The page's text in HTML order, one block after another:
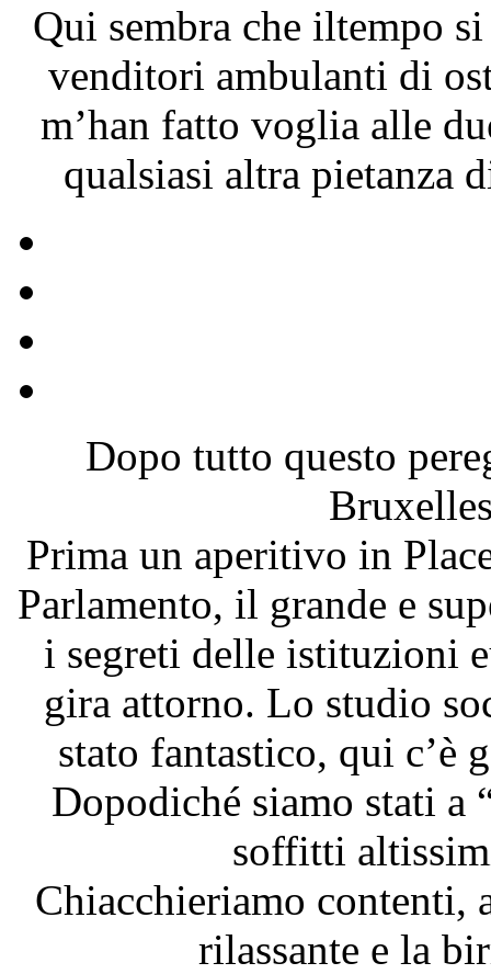
Qui sembra che iltempo
venditori ambulanti di
m’han fatto voglia alle
qualsiasi altra pietanza
Dopo tutto questo
Prima un aperitivo in
Parlamento, il grande e
i segreti delle istituzioni
gira attorno. Lo studio
stato fantastico, qui c’è
Dopodiché siamo stati a
soffitti
Chiacchieriamo contenti,
rilassante e la